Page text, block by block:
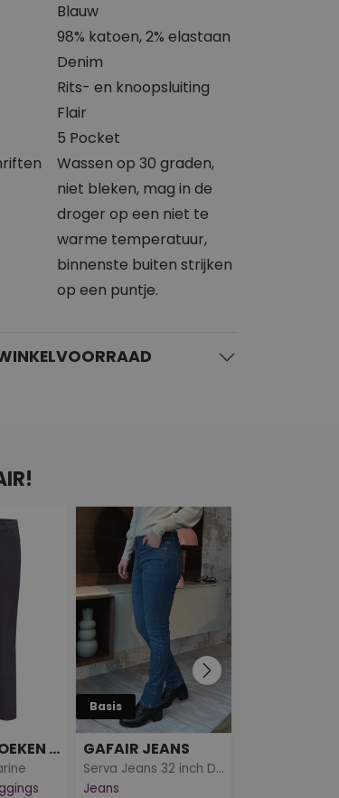
Blauw
98% katoen, 2% elastaan
Denim
Rits- en knoopsluiting
Flair
5 Pocket
Wassen op 30 graden,
niet bleken, mag in de
droger op een niet te
warme temperatuur,
binnenste buiten strijken
op een puntje.
WINKELVOORRAAD
GAFAIR BROEKEN & LEGGINGS
Basis
GAFAIR JEANS
Serva Jeans 32 inch DARK DENIM
Jeans